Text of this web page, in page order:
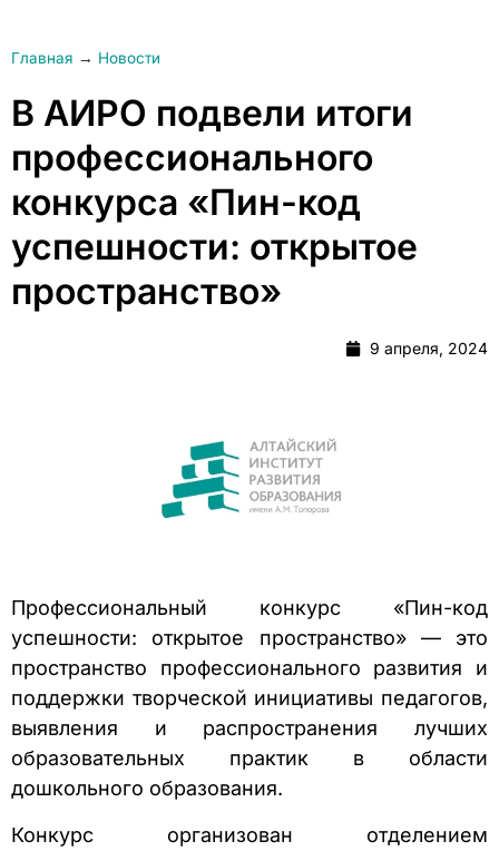
Главная → Новости
В АИРО подвели итоги
профессионального
конкурса «Пин-код
успешности: открытое
пространство»
9 апреля, 2024
Профессиональный конкурс «Пин-код
успешности: открытое пространство» — это
пространство профессионального развития и
поддержки творческой инициативы педагогов,
выявления и распространения лучших
образовательных практик в области
дошкольного образования.
Конкурс организован отделением